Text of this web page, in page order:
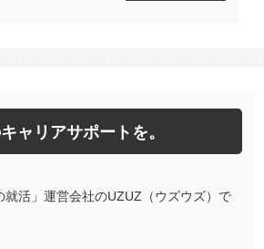
ャリアサポートを。
就活」運営会社のUZUZ（ウズウズ）で